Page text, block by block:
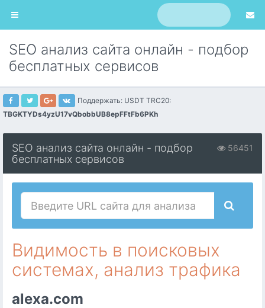
SEO анализ сайта онлайн - подбор
бесплатных сервисов
Поддержать: USDT TRC20:
TBGKTYDs4yzU17vQbobbUB8epFFtFb6PKh
56451
SEO анализ сайта онлайн - подбор
бесплатных сервисов
Видимость в поисковых
системах, анализ трафика
alexa.com